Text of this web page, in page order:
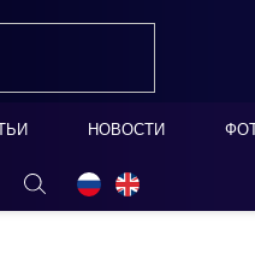
НОВОСТИ
ТАБЛО СКРЫТЬ